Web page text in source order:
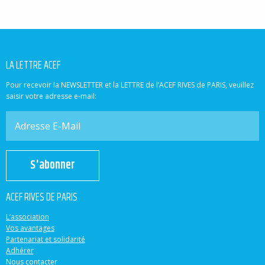
LA LETTRE ACEF
Pour recevoir la NEWSLETTER et la LETTRE de l’ACEF RIVES de PARIS, veuillez
saisir votre adresse e-mail:
S'abonner
ACEF RIVES DE PARIS
L’association
Vos avantages
Partenariat et solidarité
Adhérer
Nous contacter